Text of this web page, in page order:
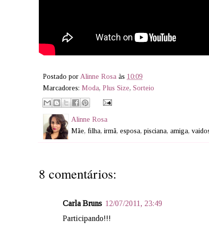
Postado porAlinne Rosa às 10:09
Marcadores: Moda, Plus Size, Sorteio
Alinne Rosa
Mãe, filha, irmã, esposa, pisciana, amiga,
8 comentários:
Carla Bruns 12/07/2011, 23:49
Participando!!!